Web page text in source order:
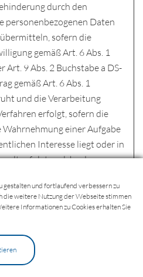
durch den
personenbezogenen Daten
sofern die
gemäß Art. 6 Abs. 1
Art. 9 Abs. 2 Buchstabe a DS-
gemäß Art. 6 Abs. 1
und die Verarbeitung
erfolgt, sofern die
einer Aufgabe
Interesse liegt oder in
erfolgt, welche dem
wurde.
bei der Ausübung ihres
gemäß Art. 20 Abs. 1
direkt von einem
anderen Verantwortlichen
gestalten und fortlaufend verbessern zu
die weitere Nutzung der Webseite stimmen
Informationen zu Cookies erhalten Sie